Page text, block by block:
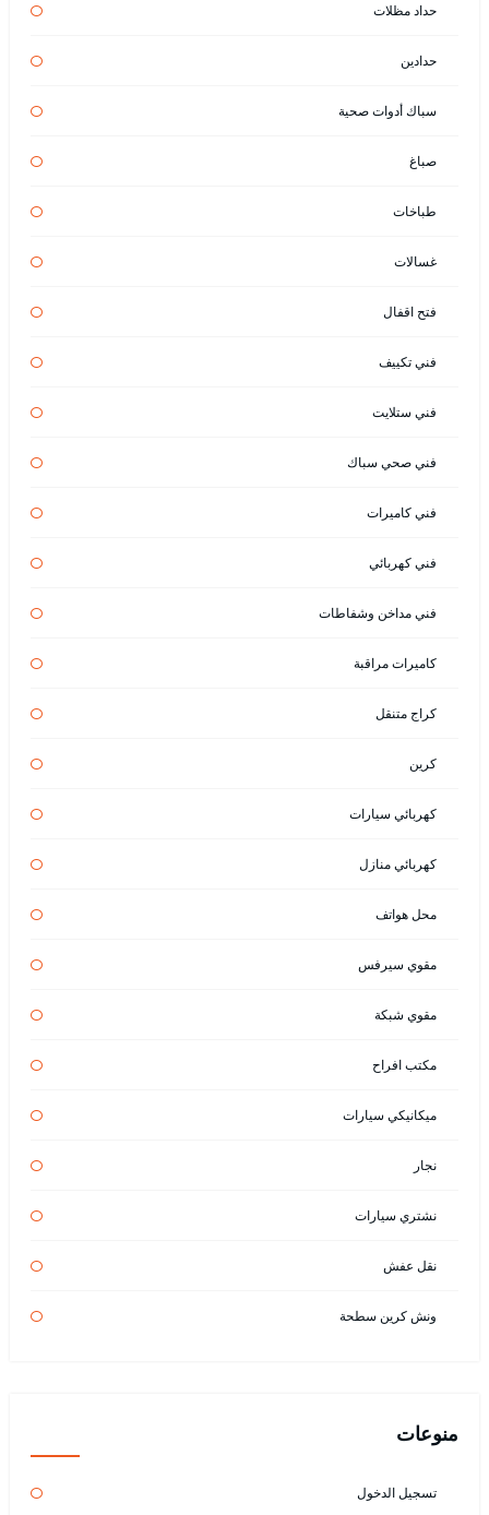
حداد مظلات
حدادين
سباك أدوات صحية
صباغ
طباخات
غسالات
فتح اقفال
فني تكييف
فني ستلايت
فني صحي سباك
فني كاميرات
فني كهربائي
فني مداخن وشفاطات
كاميرات مراقبة
كراج متنقل
كرين
كهربائي سيارات
كهربائي منازل
محل هواتف
مقوي سيرفس
مقوي شبكة
مكتب افراح
ميكانيكي سيارات
نجار
نشتري سيارات
نقل عفش
ونش كرين سطحة
منوعات
تسجيل الدخول